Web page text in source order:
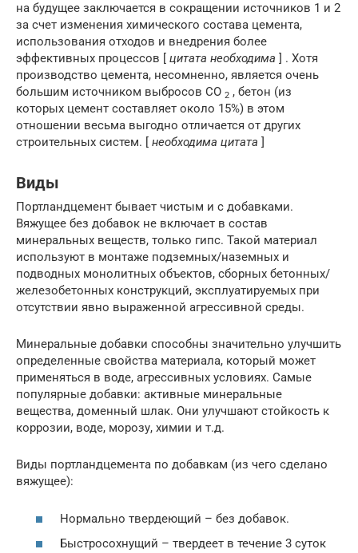
на будущее заключается в сокращении источников 1 и 2
за счет изменения химического состава цемента,
использования отходов и внедрения более
эффективных процессов [ цитата необходима ] . Хотя
производство цемента, несомненно, является очень
большим источником выбросов CO 2 , бетон (из
которых цемент составляет около 15%) в этом
отношении весьма выгодно отличается от других
строительных систем. [ необходима цитата ]
Виды
Портландцемент бывает чистым и с добавками.
Вяжущее без добавок не включает в состав
минеральных веществ, только гипс. Такой материал
используют в монтаже подземных/наземных и
подводных монолитных объектов, сборных бетонных/
железобетонных конструкций, эксплуатируемых при
отсутствии явно выраженной агрессивной среды.
Минеральные добавки способны значительно улучшить
определенные свойства материала, который может
применяться в воде, агрессивных условиях. Самые
популярные добавки: активные минеральные
вещества, доменный шлак. Они улучшают стойкость к
коррозии, воде, морозу, химии и т.д.
Виды портландцемента по добавкам (из чего сделано
вяжущее):
Нормально твердеющий – без добавок.
Быстросохнущий – твердеет в течение 3 суток